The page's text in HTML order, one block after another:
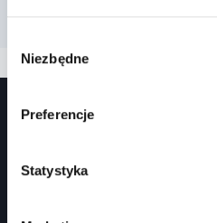
zgody
Niezbędne
Preferencje
Statystyka